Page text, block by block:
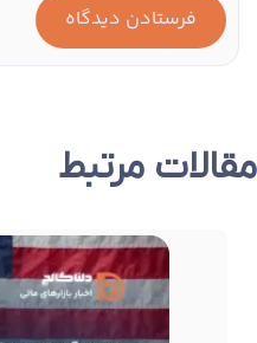
مقالات مرتبط